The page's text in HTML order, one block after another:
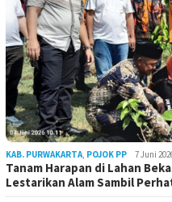
KAB. PURWAKARTA POJOK PP 7 Juni
Tanam Harapan di Lahan
Lestarikan Alam Sambil